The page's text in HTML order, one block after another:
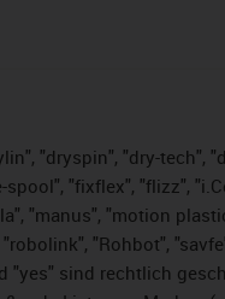
"dryspin", "dry-tech",
"fixflex", "flizz",
"manus", "motion
"Rohbot",
"yes" sind rechtlich